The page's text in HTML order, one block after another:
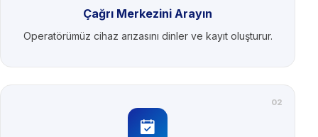
Çağrı Merkezini Arayın
Operatörümüz cihaz arızasını dinler ve kayıt oluşturur.
02